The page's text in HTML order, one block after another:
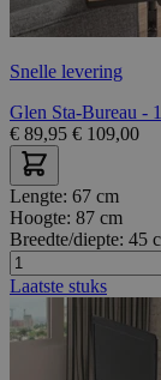
Snelle levering
Glen Sta-Bureau -
€ 89,95 € 109,00
Lengte: 67 cm
Hoogte: 87 cm
Breedte/diepte: 45
Laatste stuks